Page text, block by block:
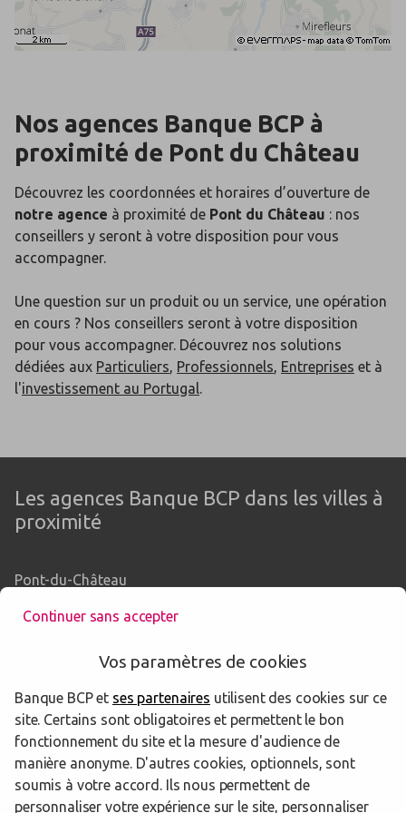
Nos agences Banque BCP à
proximité de Pont du Château
Découvrez les coordonnées et horaires d’ouverture de
notre agence à proximité de Pont du Château : nos
conseillers y seront à votre disposition pour vous
accompagner.
Une question sur un produit ou un service, une opération
en cours ? Nos conseillers seront à votre disposition
pour vous accompagner. Découvrez nos solutions
dédiées aux Particuliers, Professionnels, Entreprises et à
l'investissement au Portugal.
Les agences Banque BCP dans les villes à
proximité
Pont-du-Château
Cournon-d'Auvergne
Beaumont
Chamalières
Riom
Continuer sans accepter
Vos paramètres de cookies
Banque BCP et ses partenaires utilisent des cookies sur ce
site. Certains sont obligatoires et permettent le bon
fonctionnement du site et la mesure d'audience de
manière anonyme. D'autres cookies, optionnels, sont
soumis à votre accord. Ils nous permettent de
personnaliser votre expérience sur le site, personnaliser